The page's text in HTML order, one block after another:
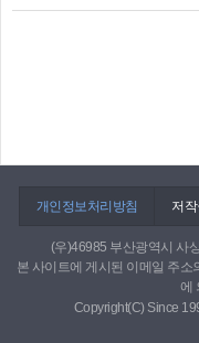
개인정보처리방침 저
(우)46985 부산광역시 사
본 사이트에 게시된 이메일 주
에
Copyright(C) Since